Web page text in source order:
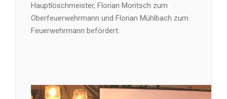
Hauptlöschmeister, Florian Moritsch zum
Oberfeuerwehrmann und Florian Mühlbach zum
Feuerwehrmann befördert.